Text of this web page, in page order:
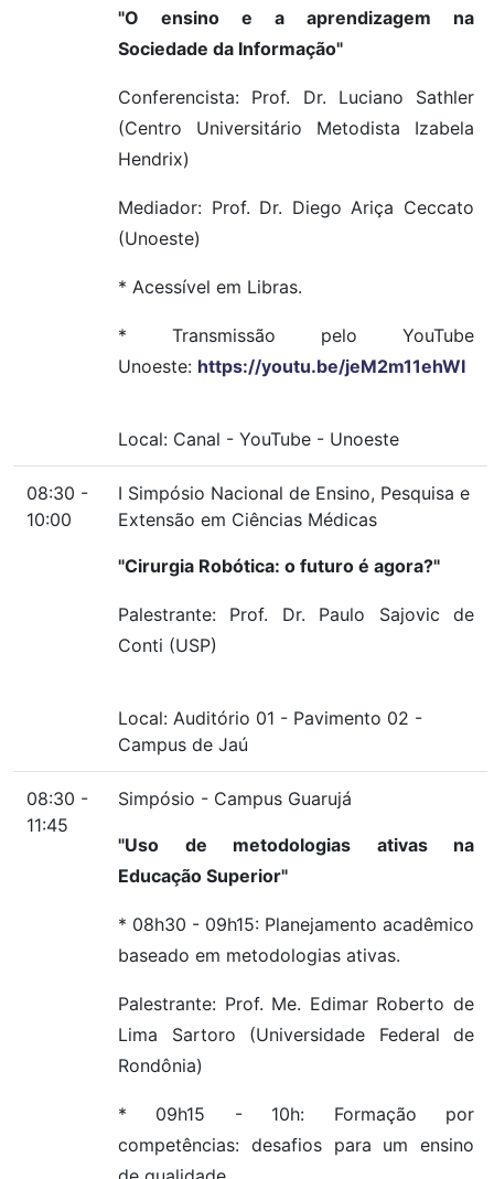
"O ensino e a aprendizagem na
Sociedade da Informação"
Conferencista: Prof. Dr. Luciano Sathler
(Centro Universitário Metodista Izabela
Hendrix)
Mediador: Prof. Dr. Diego Ariça Ceccato
(Unoeste)
* Acessível em Libras.
* Transmissão pelo YouTube
Unoeste: https://youtu.be/jeM2m11ehWI
Local: Canal - YouTube - Unoeste
08:30 -
10:00
I Simpósio Nacional de Ensino, Pesquisa e
Extensão em Ciências Médicas
"Cirurgia Robótica: o futuro é agora?"
Palestrante: Prof. Dr. Paulo Sajovic de
Conti (USP)
Local: Auditório 01 - Pavimento 02 -
Campus de Jaú
08:30 -
11:45
Simpósio - Campus Guarujá
"Uso de metodologias ativas na
Educação Superior"
* 08h30 - 09h15: Planejamento acadêmico
baseado em metodologias ativas.
Palestrante: Prof. Me. Edimar Roberto de
Lima Sartoro (Universidade Federal de
Rondônia)
* 09h15 - 10h: Formação por
competências: desafios para um ensino